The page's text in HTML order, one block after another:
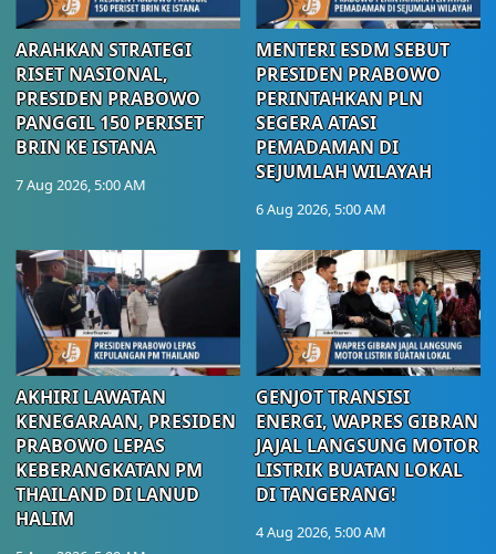
ARAHKAN STRATEGI
RISET NASIONAL,
PRESIDEN PRABOWO
PANGGIL 150 PERISET
BRIN KE ISTANA
7 Aug 2026, 5:00 AM
MENTERI ESDM SEBUT
PRESIDEN PRABOWO
PERINTAHKAN PLN
SEGERA ATASI
PEMADAMAN DI
SEJUMLAH WILAYAH
6 Aug 2026, 5:00 AM
AKHIRI LAWATAN
KENEGARAAN, PRESIDEN
PRABOWO LEPAS
KEBERANGKATAN PM
THAILAND DI LANUD
HALIM
GENJOT TRANSISI
ENERGI, WAPRES GIBRAN
JAJAL LANGSUNG MOTOR
LISTRIK BUATAN LOKAL
DI TANGERANG!
4 Aug 2026, 5:00 AM